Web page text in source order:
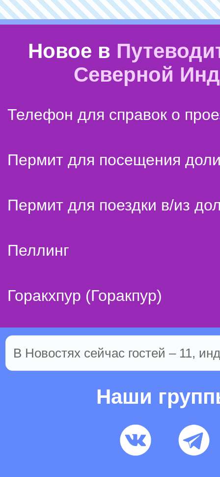
Новое в
Северной
Телефон для справок о
Пермит для посещения
Пермит для поездки в/из
Пеллинг
Горакхпур (Горакпур)
В Новостях сейчас гостей – 11,
Наши